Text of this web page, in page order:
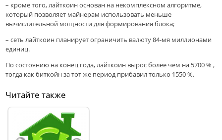
– кроме того, лайткоин основан на некомплексном алгоритме,
который позволяет майнерам использовать меньше
вычислительной мощности для формирования блока;
– сеть лайткоин планирует ограничить валюту 84-мя миллионами
единиц.
По состоянию на конец года, лайткоин вырос более чем на 5700 % ,
тогда как биткойн за тот же период прибавил только 1550 %.
Читайте также